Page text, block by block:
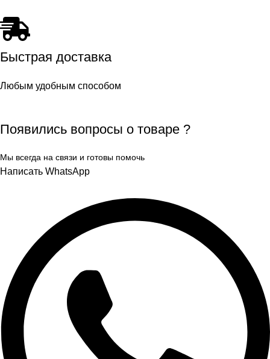
Быстрая доставка
Любым удобным способом
Появились вопросы о товаре ?
Мы всегда на связи и готовы помочь
Написать WhatsApp